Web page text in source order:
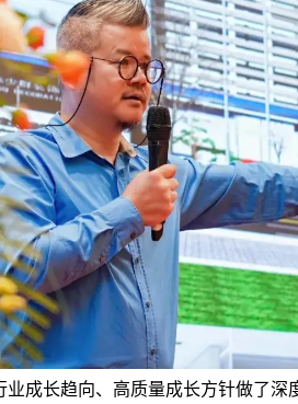
成长趋向、高质量成长方针做了深